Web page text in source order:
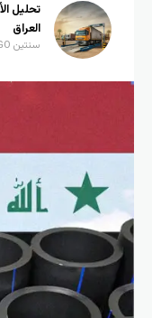
تحليل
العراق
سنتين AGO